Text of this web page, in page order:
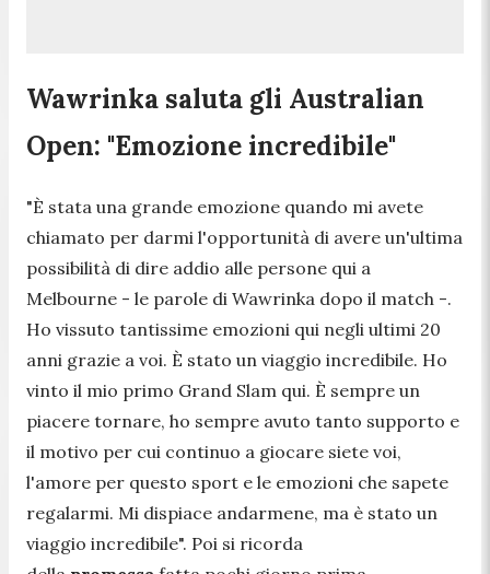
Wawrinka saluta gli Australian
Open: "Emozione incredibile"
"È stata una grande emozione quando mi avete
chiamato per darmi l'opportunità di avere un'ultima
possibilità di dire addio alle persone qui a
Melbourne - le parole di Wawrinka dopo il match -.
Ho vissuto tantissime emozioni qui negli ultimi 20
anni grazie a voi. È stato un viaggio incredibile. Ho
vinto il mio primo Grand Slam qui. È sempre un
piacere tornare, ho sempre avuto tanto supporto e
il motivo per cui continuo a giocare siete voi,
l'amore per questo sport e le emozioni che sapete
regalarmi. Mi dispiace andarmene, ma è stato un
viaggio incredibile". Poi si ricorda